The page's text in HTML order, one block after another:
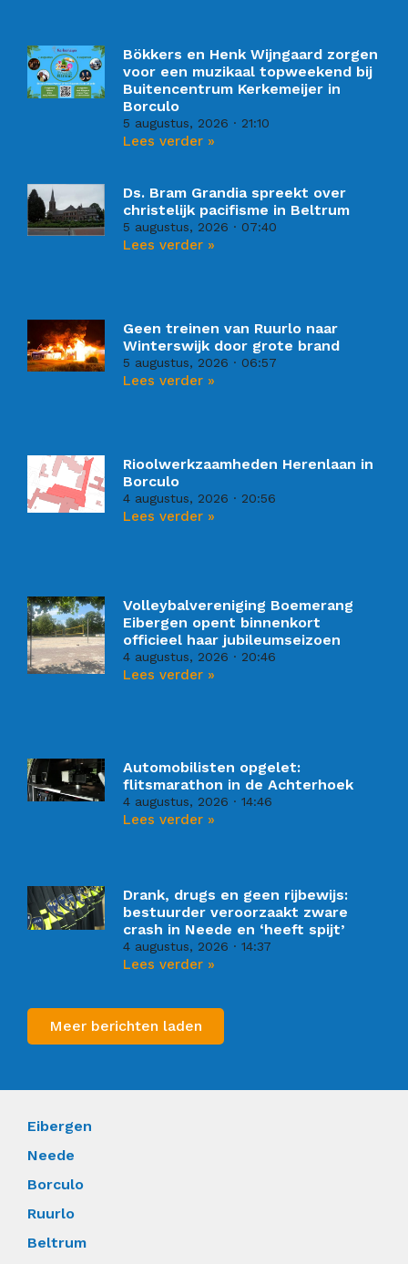
Bökkers en Henk Wijngaard zorgen
voor een muzikaal topweekend bij
Buitencentrum Kerkemeijer in
Borculo
5 augustus, 2026 21:10
Lees verder »
Ds. Bram Grandia spreekt over
christelijk pacifisme in Beltrum
5 augustus, 2026 07:40
Lees verder »
Geen treinen van Ruurlo naar
Winterswijk door grote brand
5 augustus, 2026 06:57
Lees verder »
Rioolwerkzaamheden Herenlaan in
Borculo
4 augustus, 2026 20:56
Lees verder »
Volleybalvereniging Boemerang
Eibergen opent binnenkort
officieel haar jubileumseizoen
4 augustus, 2026 20:46
Lees verder »
Automobilisten opgelet:
flitsmarathon in de Achterhoek
4 augustus, 2026 14:46
Lees verder »
Drank, drugs en geen rijbewijs:
bestuurder veroorzaakt zware
crash in Neede en ‘heeft spijt’
4 augustus, 2026 14:37
Lees verder »
Meer berichten laden
Eibergen
Neede
Borculo
Ruurlo
Beltrum